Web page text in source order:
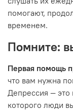
помогают,
временем.
Помните:
Первая помощь
что вам нужна
Депрессия — это
которого люди